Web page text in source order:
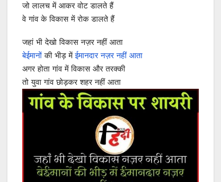
जो लालच में आकर वोट डालते हैं
वे गांव के विकास में रोक डालते हैं
जहां भी देखो विकास नज़र नहीं आता
बेईमानों की भीड़ मेंईमानदार नज़र नहीं आता
अगर होता गांव में विकास और तरक्की
तो युवा गांव छोड़कर शहर नहीं आता